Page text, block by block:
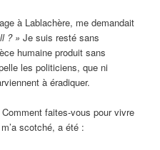
à Lablachère, me demandait
? » Je suis resté sans
humaine produit sans
les politiciens, que ni
à éradiquer.
faites-vous pour vivre
scotché, a été :